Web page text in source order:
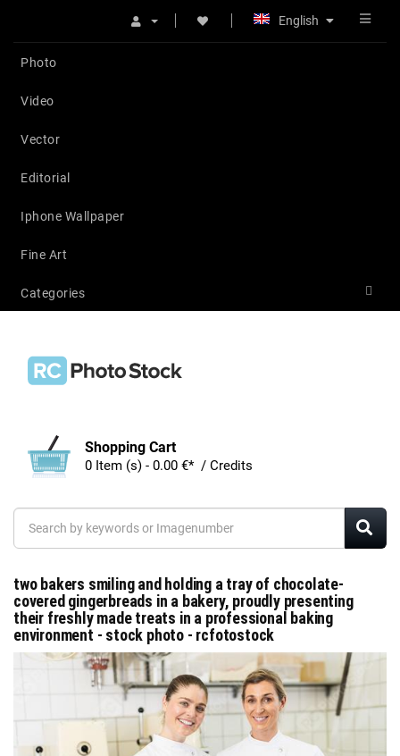
English
Photo
Video
Vector
Editorial
Iphone Wallpaper
Fine Art
Categories
Shopping Cart
0 Item (s) - 0.00 €* / Credits
two bakers smiling and holding a tray of chocolate-
covered gingerbreads in a bakery, proudly presenting
their freshly made treats in a professional baking
environment - stock photo - rcfotostock